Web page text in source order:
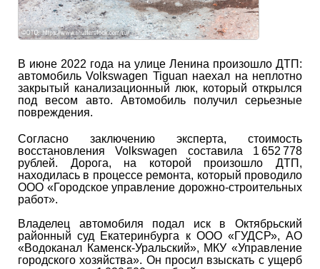
В июне 2022 года на улице Ленина произошло ДТП:
автомобиль Volkswagen Tiguan наехал на неплотно
закрытый канализационный люк, который открылся
под весом авто. Автомобиль получил серьезные
повреждения.
Согласно заключению эксперта, стоимость
восстановления Volkswagen составила 1 652 778
рублей. Дорога, на которой произошло ДТП,
находилась в процессе ремонта, который проводило
ООО «Городское управление дорожно-строительных
работ».
Владелец автомобиля подал иск в Октябрьский
районный суд Екатеринбурга к ООО «ГУДСР», АО
«Водоканал Каменск-Уральский», МКУ «Управление
городского хозяйства». Он просил взыскать с ущерб